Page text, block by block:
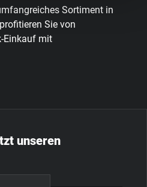
Sortiment in
Sie von
Einkauf mit
unseren